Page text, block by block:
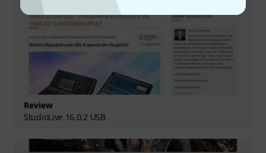
Review
StudioLive 16.0.2 USB